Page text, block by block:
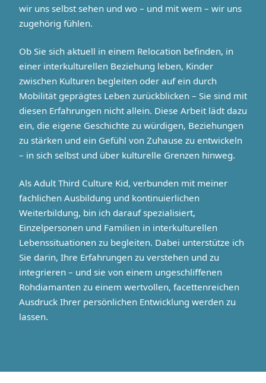
wir uns selbst sehen und wo – und mit wem – wir uns
zugehörig fühlen.
Ob Sie sich aktuell in einem Relocation befinden, in
einer interkulturellen Beziehung leben, Kinder
zwischen Kulturen begleiten oder auf ein durch
Mobilität geprägtes Leben zurückblicken – Sie sind mit
diesen Erfahrungen nicht allein. Diese Arbeit lädt dazu
ein, die eigene Geschichte zu würdigen, Beziehungen
zu stärken und ein Gefühl von Zuhause zu entwickeln
– in sich selbst und über kulturelle Grenzen hinweg.
Als Adult Third Culture Kid, verbunden mit meiner
fachlichen Ausbildung und kontinuierlichen
Weiterbildung, bin ich darauf spezialisiert,
Einzelpersonen und Familien in interkulturellen
Lebenssituationen zu begleiten. Dabei unterstütze ich
Sie darin, Ihre Erfahrungen zu verstehen und zu
integrieren – und sie von einem ungeschliffenen
Rohdiamanten zu einem wertvollen, facettenreichen
Ausdruck Ihrer persönlichen Entwicklung werden zu
lassen.